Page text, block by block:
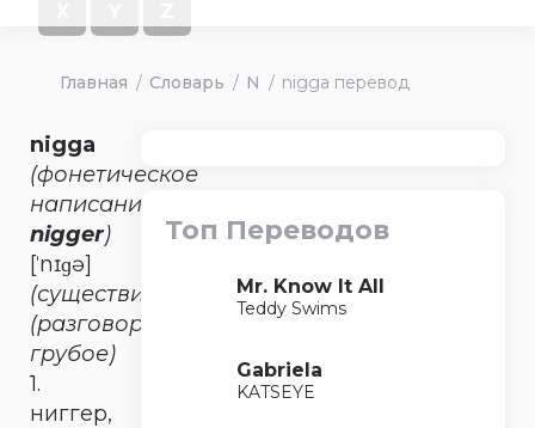
Главная Словарь N nigga перевод
nigga
(фонетическое
написание
nigger)
[ˈnɪɡə]
(существительное)
(разговорное
грубое)
1.
ниггер,
Топ Переводов
Mr. Know It All
Teddy Swims
Gabriela
KATSEYE